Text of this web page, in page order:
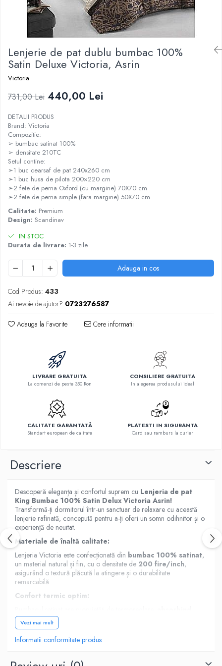
Lenjerie de pat dublu bumbac 100%
Satin Deluxe Victoria, Asrin
Victoria
731,00 Lei 440,00 Lei
DETALII PRODUS
Brand: Victoria
Compozitie:
➢ bumbac satinat 100%
➢ densitate 210TC
Setul contine:
➢1 buc cearsaf de pat 240x260 cm
➢1 buc husa de pilota 200×220 cm
➢2 fete de perna Oxford (cu margine) 70X70 cm
➢2 fete de perna simple (fara margine) 50X70 cm
Calitate: Premium
Design: Scandinav
IN STOC
Durata de livrare: 1-3 zile
Adauga in cos
Cod Produs: 433
Ai nevoie de ajutor? 0723276587
Adauga la Favorite Cere informatii
LIVRARE GRATUITA
La comenzi de peste 350 Ron
CONSILIERE GRATUITA
In alegerea produsului ideal
CALITATE GARANTATĂ
Standart european de calitate
PLATESTI IN SIGURANTA
Card sau ramburs la curier
Descriere
Descoperă eleganța și confortul suprem cu Lenjeria de pat
King Bumbac 100% Satin Delux Victoria Asrin!
Transformă-ți dormitorul într-un sanctuar de relaxare cu această
lenjerie rafinată, concepută pentru a-ți oferi un somn odihnitor și o
experiență de neuitat.
Materiale de înaltă calitate:
Lenjeria Victoria este confecționată din bumbac 100% satinat,
un material natural și fin, cu o densitate de 200 fire/inch,
asigurând o textură plăcută la atingere și o durabilitate
remarcabilă.
Confort termic optim:
umezeala corpului
confortabilă indiferent de sezon. Răcoroasă vara și călduroasă
iarna, această lenjerie este ideală pentru toate anotimpurile.
Imprimeurile sunt realizate cu tehnologie de ultimă generație,
Vezi mai mult
Informatii conformitate produs